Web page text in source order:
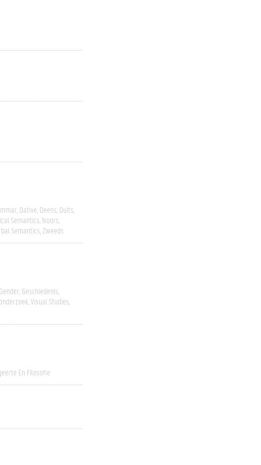
Dative Deens Duits
Semantics Noors
Semantics Zweeds
Gender Geschiedenis
Visual Studies
En Filosofie